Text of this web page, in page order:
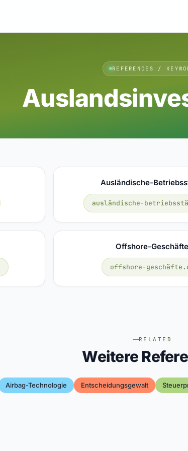
REFERENCES /
Ausländische-
ausländische-
Offshore-Geschäfte
offshore-
RELATED
Weitere
Airbag-Technologie Entscheidungsgewalt